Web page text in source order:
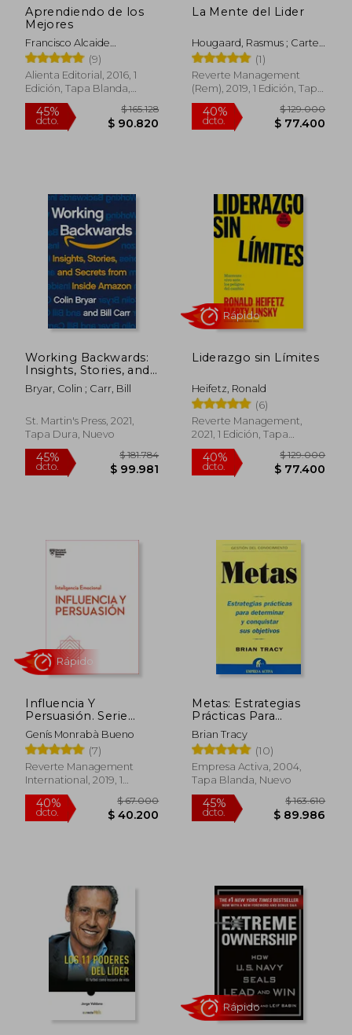
45%
dcto.
$ 184.471
$ 101.459
30%
dcto.
Rápido
Aprendiendo de los
Mejores
Francisco Alcaide
Hernandez
(9)
Alienta Editorial, 2016, 1
Edición, Tapa Blanda,
Nuevo
dcto.
La Mente del Lider
Hougaard, Rasmus ; Carter,
Jacqueline ; Trabal, Betty
(1)
Reverte Management
(Rem), 2019, 1 Edición, Tapa
Blanda, Nuevo
40%
dcto.
Rápido
Working Backwards:
Insights, Stories, and
Secrets From Inside
Amazon (en Inglés)
Bryar, Colin ; Carr, Bill
St. Martin's Press, 2021,
Tapa Dura, Nuevo
45%
Liderazgo sin Límites
Heifetz, Ronald
(6)
Reverte Management,
2021, 1 Edición, Tapa
Blanda, Nuevo
40%
Influencia Y
Persuasión. Serie
Inteligencia
Emocional HBR
(Influence and
Persuasion Spanish
Edition)
Genís Monrabà Bueno
(7)
Reverte Management
International, 2019, 1
Edición, Tapa Blanda,
Nuevo
Metas: Estrategias
Prácticas Para
Determinar y
Conquistar sus
Objetivos (Gestión
del Conocimiento)
Brian Tracy
(10)
Empresa Activa, 2004,
Tapa Blanda, Nuevo